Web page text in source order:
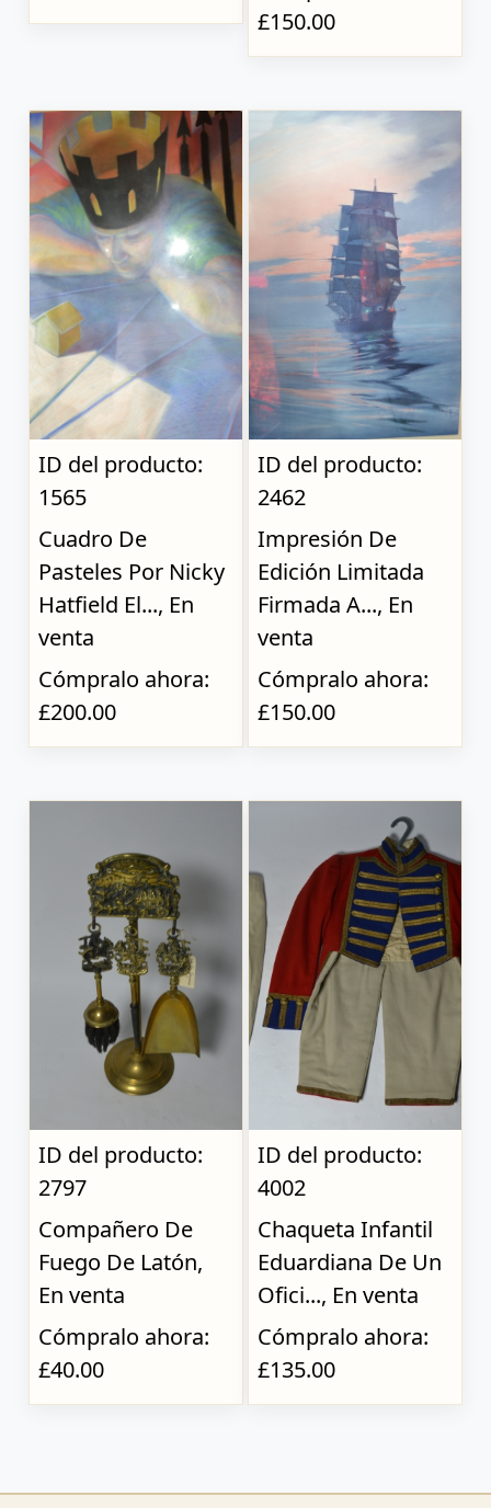
£150.00
ID del producto:
1565
Cuadro De
Pasteles Por Nicky
Hatfield El..., En
venta
Cómpralo ahora:
£200.00
ID del producto:
2462
Impresión De
Edición Limitada
Firmada A..., En
venta
Cómpralo ahora:
£150.00
ID del producto:
2797
Compañero De
Fuego De Latón,
En venta
Cómpralo ahora:
£40.00
ID del producto:
4002
Chaqueta Infantil
Eduardiana De Un
Ofici..., En venta
Cómpralo ahora:
£135.00